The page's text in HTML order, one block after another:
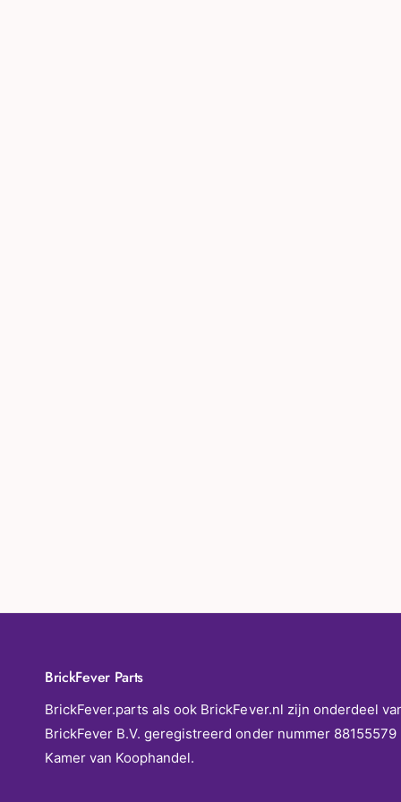
BrickFever Parts
BrickFever.parts als ook BrickFever.nl zijn onderdeel
BrickFever B.V. geregistreerd onder nummer 88155579
Kamer van Koophandel.